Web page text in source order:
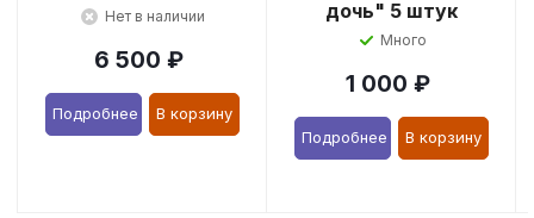
Нет в наличии
6 500 ₽
Подробнее В корзину
дочь" 5 штук
Много
1 000 ₽
Подробнее В корзину